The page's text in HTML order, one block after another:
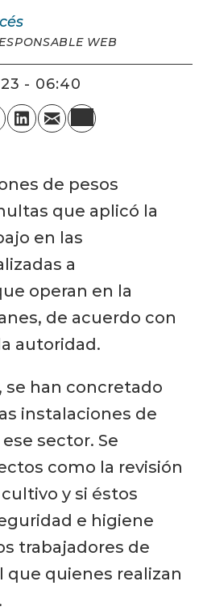
WEB
- 06:40
de pesos
que aplicó la
en las
a
operan en la
de acuerdo con
autoridad.
se han concretado
instalaciones de
sector. Se
como la revisión
y si éstos
e higiene
trabajadores de
que quienes realizan